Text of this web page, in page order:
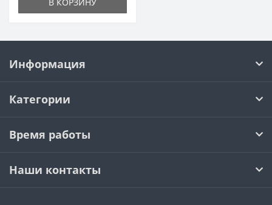
Информация
Категории
Время работы
Наши контакты